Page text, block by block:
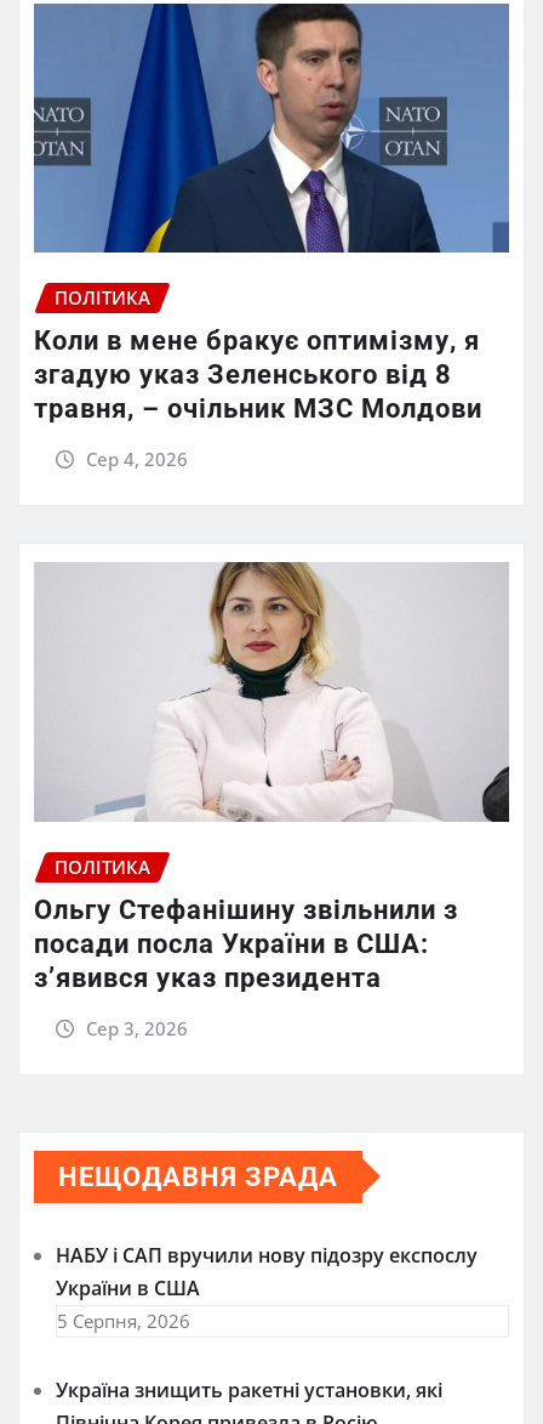
ПОЛІТИКА
Коли в мене бракує оптимізму, я
згадую указ Зеленського від 8
травня, – очільник МЗС Молдови
Сер 4, 2026
ПОЛІТИКА
Ольгу Стефанішину звільнили з
посади посла України в США:
з’явився указ президента
Сер 3, 2026
НЕЩОДАВНЯ ЗРАДА
НАБУ і САП вручили нову підозру експослу
України в США
5 Серпня, 2026
Україна знищить ракетні установки, які